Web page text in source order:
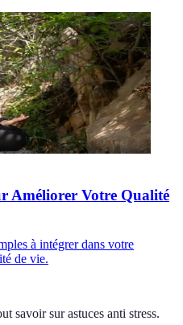
Améliorer Votre Qualité
à intégrer dans votre
de vie.
savoir sur astuces anti stress.